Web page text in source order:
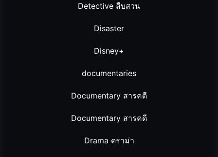
Detective สืบสวน
Disaster
Disney+
documentaries
Documentary สารคดี
Documentary สารคดี
Drama ดราม่า